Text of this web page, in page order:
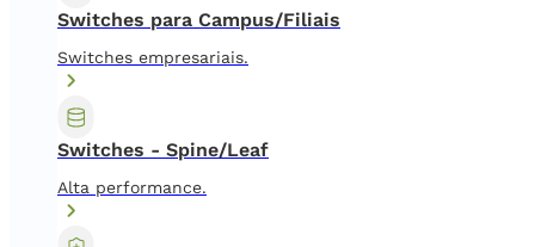
Switches para Campus/Filiais
Switches empresariais.
Switches - Spine/Leaf
Alta performance.